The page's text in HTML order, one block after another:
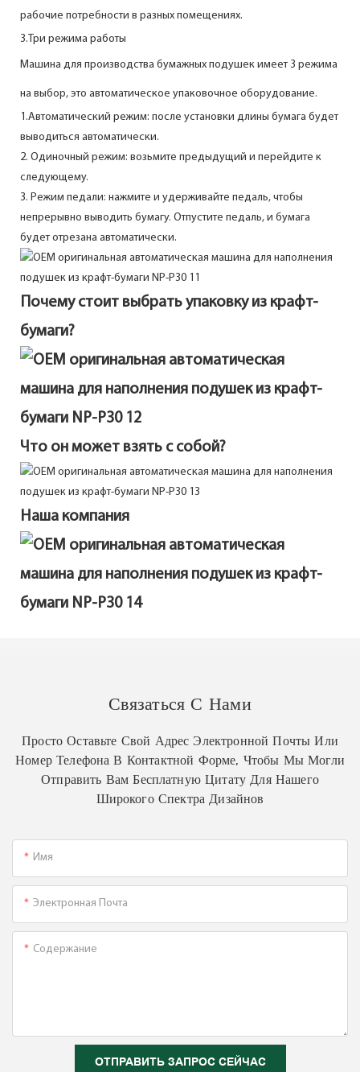
рабочие потребности в разных помещениях.
3.Три режима работы
Машина для производства бумажных подушек имеет 3 режима
на выбор, это автоматическое упаковочное оборудование.
1.Автоматический режим: после установки длины бумага будет
выводиться автоматически.
2. Одиночный режим: возьмите предыдущий и перейдите к
следующему.
3. Режим педали: нажмите и удерживайте педаль, чтобы
непрерывно выводить бумагу. Отпустите педаль, и бумага
будет отрезана автоматически.
Почему стоит выбрать упаковку из крафт-
бумаги?
Что он может взять с собой?
Наша компания
Связаться С Нами
Просто Оставьте Свой Адрес Электронной Почты Или
Номер Телефона В Контактной Форме, Чтобы Мы Могли
Отправить Вам Бесплатную Цитату Для Нашего
Широкого Спектра Дизайнов
Имя
Электронная Почта
Содержание
ОТПРАВИТЬ ЗАПРОС СЕЙЧАС